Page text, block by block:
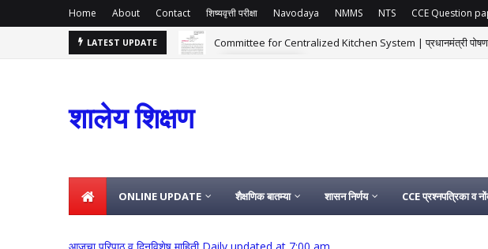
Home About Contact शिष्यवृत्ती परीक्षा Navodaya NMMS NTS CCE Question
LATEST UPDATE Committee for Centralized Kitchen System | प्रधानमंत्री पोषण शक्ती
शालेय शिक्षण
ONLINE UPDATE शैक्षणिक बातम्या शासन निर्णय CCE प्रश्नपत्रिका व